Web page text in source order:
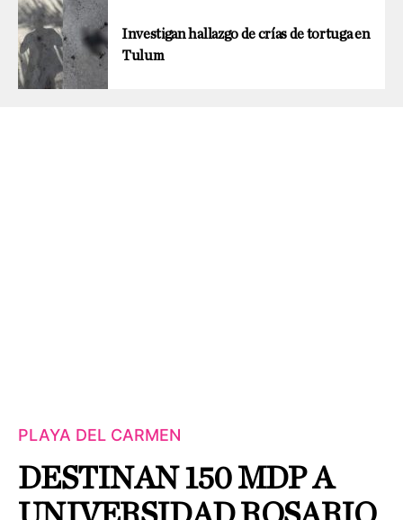
Investigan hallazgo de crías de tortuga en
Tulum
PLAYA DEL CARMEN
DESTINAN 150 MDP A